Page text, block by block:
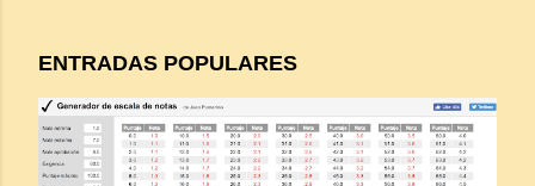
ENTRADAS POPULARES